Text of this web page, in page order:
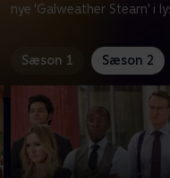
nye 'Galweather Stearn' i
Sæson 1 Sæson 2